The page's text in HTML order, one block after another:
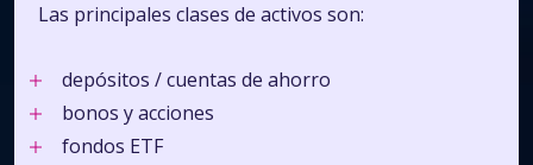
Las principales clases de activos son:
depósitos / cuentas de ahorro
bonos y acciones
fondos ETF